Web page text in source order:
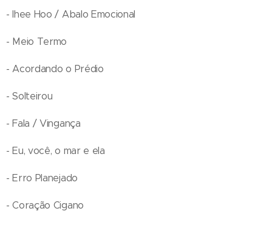
- Ihee Hoo / Abalo Emocional
- Meio Termo
- Acordando o Prédio
- Solteirou
- Fala / Vingança
- Eu, você, o mar e ela
- Erro Planejado
- Coração Cigano